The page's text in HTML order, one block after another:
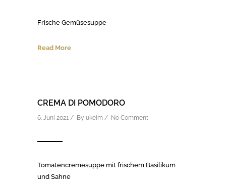
Frische Gemüsesuppe
Read More
CREMA DI POMODORO
6. Juni 2021 / By ukeim / No Comment
Tomatencremesuppe mit frischem Basilikum
und Sahne